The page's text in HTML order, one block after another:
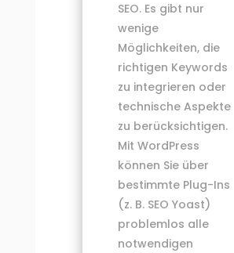
SEO. Es gibt nur
wenige
Möglichkeiten, die
richtigen Keywords
zu integrieren oder
technische Aspekte
zu berücksichtigen.
Mit WordPress
können Sie über
bestimmte Plug-Ins
(z. B. SEO Yoast)
problemlos alle
notwendigen